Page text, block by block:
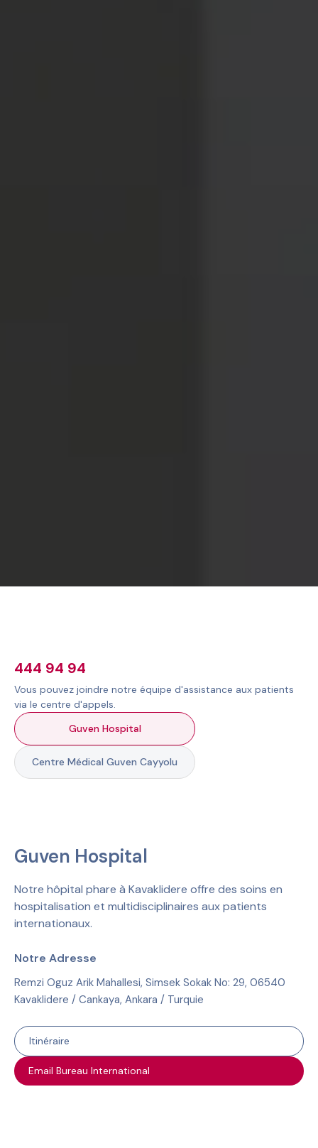
444 94 94
Vous pouvez joindre notre équipe d'assistance aux patients
via le centre d'appels.
Guven Hospital
Centre Médical Guven Cayyolu
Guven Hospital
Notre hôpital phare à Kavaklidere offre des soins en
hospitalisation et multidisciplinaires aux patients
internationaux.
Notre Adresse
Remzi Oguz Arik Mahallesi, Simsek Sokak No: 29, 06540
Kavaklidere / Cankaya, Ankara / Turquie
Itinéraire
Email Bureau International